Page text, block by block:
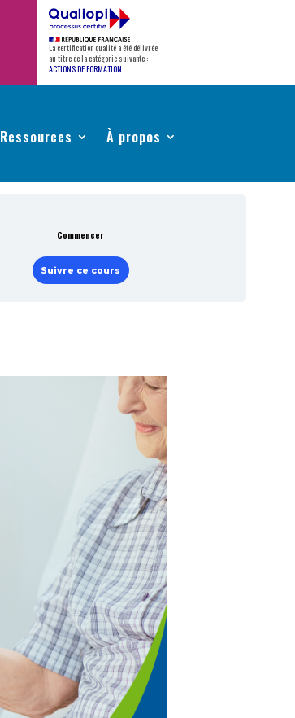
La certification qualité a été délivrée
au titre de la catégorie suivante :
ACTIONS DE FORMATION
Ressources À propos
Commencer
Suivre ce cours